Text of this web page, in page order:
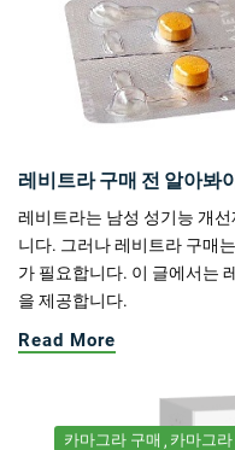
레비트라 구매 전 알아봐
레비트라는 남성 성기능 개
니다. 그러나 레비트라 구매
가 필요합니다. 이 글에서는
을 제공합니다.
Read More
카마그라 구매 카마그라